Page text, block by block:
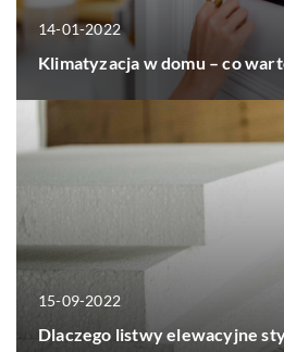
14-01-2022
Klimatyzacja w domu – co
15-09-2022
Dlaczego listwy elewacyjne